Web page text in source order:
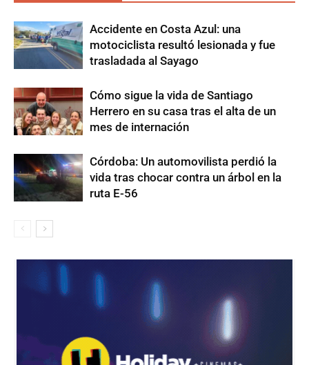
Accidente en Costa Azul: una
motociclista resultó lesionada y fue
trasladada al Sayago
Cómo sigue la vida de Santiago
Herrero en su casa tras el alta de un
mes de internación
Córdoba: Un automovilista perdió la
vida tras chocar contra un árbol en la
ruta E-56